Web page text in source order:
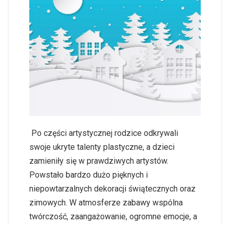
Po części artystycznej rodzice odkrywali
swoje ukryte talenty plastyczne, a dzieci
zamieniły się w prawdziwych artystów.
Powstało bardzo dużo pięknych i
niepowtarzalnych dekoracji świątecznych oraz
zimowych. W atmosferze zabawy wspólna
twórczość, zaangażowanie, ogromne emocje, a